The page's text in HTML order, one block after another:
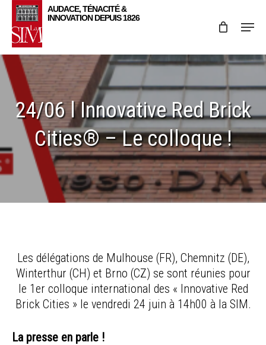
Skip
main
content
Menu
24/06 l Innovative Red Brick
Cities® – Le colloque !
Les délégations de Mulhouse (FR), Chemnitz (DE),
Winterthur (CH) et Brno (CZ) se sont réunies pour
le 1er colloque international des « Innovative Red
Brick Cities » le vendredi 24 juin à 14h00 à la SIM.
La presse en parle !